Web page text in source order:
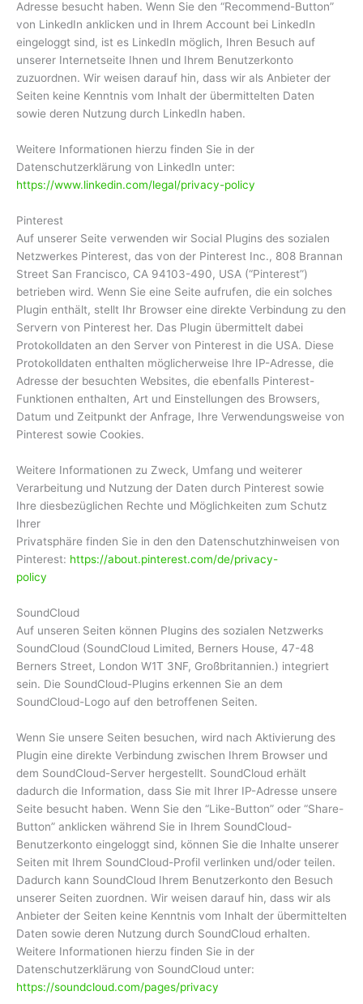
Adresse besucht haben. Wenn Sie den “Recommend-Button”
von LinkedIn anklicken und in Ihrem Account bei LinkedIn
eingeloggt sind, ist es LinkedIn möglich, Ihren Besuch auf
unserer Internetseite Ihnen und Ihrem Benutzerkonto
zuzuordnen. Wir weisen darauf hin, dass wir als Anbieter der
Seiten keine Kenntnis vom Inhalt der übermittelten Daten
sowie deren Nutzung durch LinkedIn haben.
Weitere Informationen hierzu finden Sie in der
Datenschutzerklärung von LinkedIn unter:
https://www.linkedin.com/legal/privacy-policy
Pinterest
Auf unserer Seite verwenden wir Social Plugins des sozialen
Netzwerkes Pinterest, das von der Pinterest Inc., 808 Brannan
Street San Francisco, CA 94103-490, USA (“Pinterest”)
betrieben wird. Wenn Sie eine Seite aufrufen, die ein solches
Plugin enthält, stellt Ihr Browser eine direkte Verbindung zu den
Servern von Pinterest her. Das Plugin übermittelt dabei
Protokolldaten an den Server von Pinterest in die USA. Diese
Protokolldaten enthalten möglicherweise Ihre IP-Adresse, die
Adresse der besuchten Websites, die ebenfalls Pinterest-
Funktionen enthalten, Art und Einstellungen des Browsers,
Datum und Zeitpunkt der Anfrage, Ihre Verwendungsweise von
Pinterest sowie Cookies.
Weitere Informationen zu Zweck, Umfang und weiterer
Verarbeitung und Nutzung der Daten durch Pinterest sowie
Ihre diesbezüglichen Rechte und Möglichkeiten zum Schutz
Ihrer
Privatsphäre finden Sie in den den Datenschutzhinweisen von
Pinterest: https://about.pinterest.com/de/privacy-
policy
SoundCloud
Auf unseren Seiten können Plugins des sozialen Netzwerks
SoundCloud (SoundCloud Limited, Berners House, 47-48
Berners Street, London W1T 3NF, Großbritannien.) integriert
sein. Die SoundCloud-Plugins erkennen Sie an dem
SoundCloud-Logo auf den betroffenen Seiten.
Wenn Sie unsere Seiten besuchen, wird nach Aktivierung des
Plugin eine direkte Verbindung zwischen Ihrem Browser und
dem SoundCloud-Server hergestellt. SoundCloud erhält
dadurch die Information, dass Sie mit Ihrer IP-Adresse unsere
Seite besucht haben. Wenn Sie den “Like-Button” oder “Share-
Button” anklicken während Sie in Ihrem SoundCloud-
Benutzerkonto eingeloggt sind, können Sie die Inhalte unserer
Seiten mit Ihrem SoundCloud-Profil verlinken und/oder teilen.
Dadurch kann SoundCloud Ihrem Benutzerkonto den Besuch
unserer Seiten zuordnen. Wir weisen darauf hin, dass wir als
Anbieter der Seiten keine Kenntnis vom Inhalt der übermittelten
Daten sowie deren Nutzung durch SoundCloud erhalten.
Weitere Informationen hierzu finden Sie in der
Datenschutzerklärung von SoundCloud unter:
https://soundcloud.com/pages/privacy